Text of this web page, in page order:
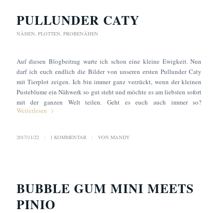
PULLUNDER CATY
NÄHEN PLOTTEN PROBENÄHEN
Auf diesen Blogbeitrag warte ich schon eine kleine Ewigkeit. Nun
darf ich euch endlich die Bilder von unseren ersten Pullunder Caty
mit Tierplot zeigen. Ich bin immer ganz verzückt, wenn der kleinen
Pusteblume ein Nähwerk so gut steht und möchte es am liebsten sofort
mit der ganzen Welt teilen. Geht es euch auch immer so?
Weiterlesen
2017/11/22 / 1 KOMMENTAR / VON MANDY
BUBBLE GUM MINI MEETS
PINIO